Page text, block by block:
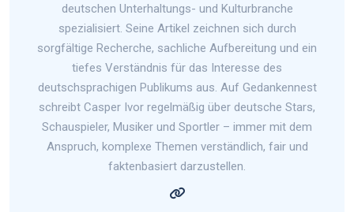
deutschen Unterhaltungs- und Kulturbranche
spezialisiert. Seine Artikel zeichnen sich durch
sorgfältige Recherche, sachliche Aufbereitung und ein
tiefes Verständnis für das Interesse des
deutschsprachigen Publikums aus. Auf Gedankennest
schreibt Casper Ivor regelmäßig über deutsche Stars,
Schauspieler, Musiker und Sportler – immer mit dem
Anspruch, komplexe Themen verständlich, fair und
faktenbasiert darzustellen.